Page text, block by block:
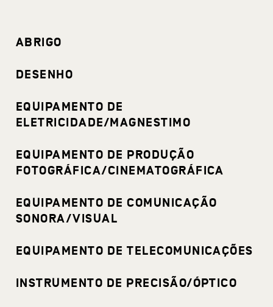
ABRIGO
DESENHO
EQUIPAMENTO DE
ELETRICIDADE/MAGNESTIMO
EQUIPAMENTO DE PRODUÇÃO
FOTOGRÁFICA/CINEMATOGRÁFICA
EQUIPAMENTO DE COMUNICAÇÃO
SONORA/VISUAL
EQUIPAMENTO DE TELECOMUNICAÇÕES
INSTRUMENTO DE PRECISÃO/ÓPTICO